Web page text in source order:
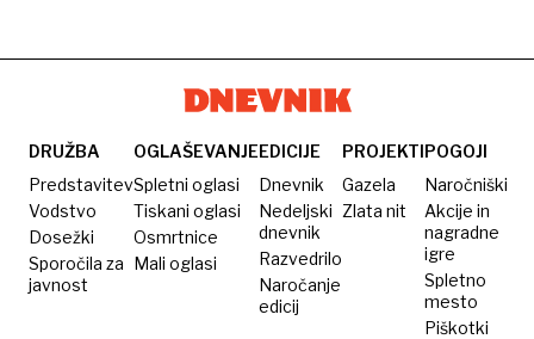
DRUŽBA
Predstavitev
Vodstvo
Dosežki
Sporočila za
javnost
OGLAŠEVANJE
Spletni oglasi
Tiskani oglasi
Osmrtnice
Mali oglasi
EDICIJE
Dnevnik
Nedeljski
dnevnik
Razvedrilo
Naročanje
edicij
PROJEKTI
Gazela
Zlata nit
POGOJI
Naročniški
Akcije in
nagradne
igre
Spletno
mesto
Piškotki